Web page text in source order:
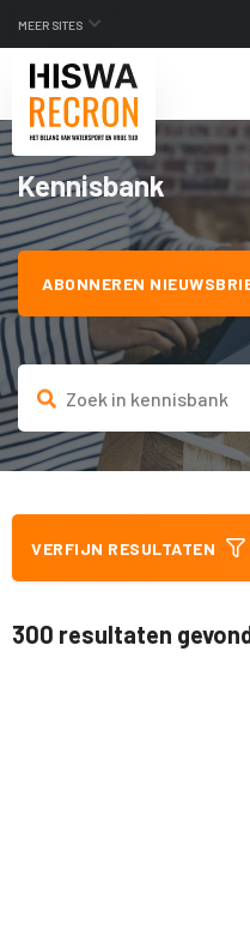
MEER SITES
Kennisbank
ABONNEREN
VERFIJN RESULTATEN
300 resultaten